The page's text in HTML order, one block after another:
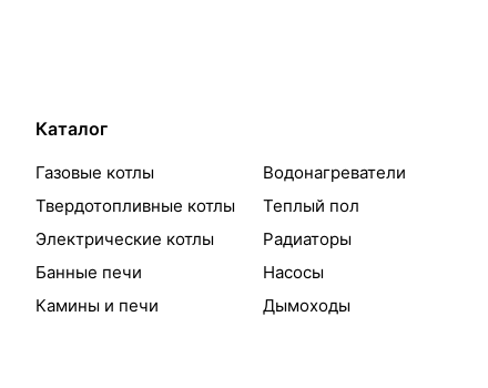
Каталог
Газовые котлы
Твердотопливные котлы
Электрические котлы
Банные печи
Камины и печи
Водонагреватели
Теплый пол
Радиаторы
Насосы
Дымоходы